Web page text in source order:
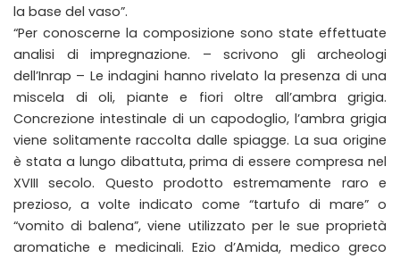
la base del vaso”.
“Per conoscerne la composizione sono state effettuate
analisi di impregnazione. – scrivono gli archeologi
dell’Inrap – Le indagini hanno rivelato la presenza di una
miscela di oli, piante e fiori oltre all’ambra grigia.
Concrezione intestinale di un capodoglio, l’ambra grigia
viene solitamente raccolta dalle spiagge. La sua origine
è stata a lungo dibattuta, prima di essere compresa nel
XVIII secolo. Questo prodotto estremamente raro e
prezioso, a volte indicato come “tartufo di mare” o
“vomito di balena”, viene utilizzato per le sue proprietà
aromatiche e medicinali. Ezio d’Amida, medico greco